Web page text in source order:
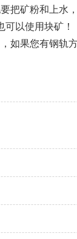
把矿粉和上水
以使用块矿！
如果您有钢轨